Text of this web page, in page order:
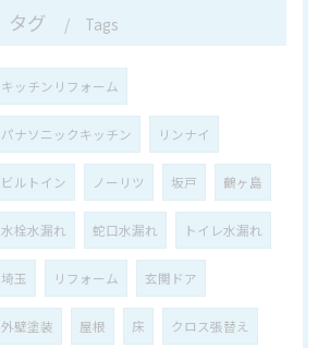
タグ Tags
キッチンリフォーム
パナソニックキッチン リンナイ
ビルトイン ノーリツ 坂戸 鶴ヶ島
水栓水漏れ 蛇口水漏れ トイレ水漏れ
埼玉 リフォーム 玄関ドア
外壁塗装 屋根 床 クロス張替え